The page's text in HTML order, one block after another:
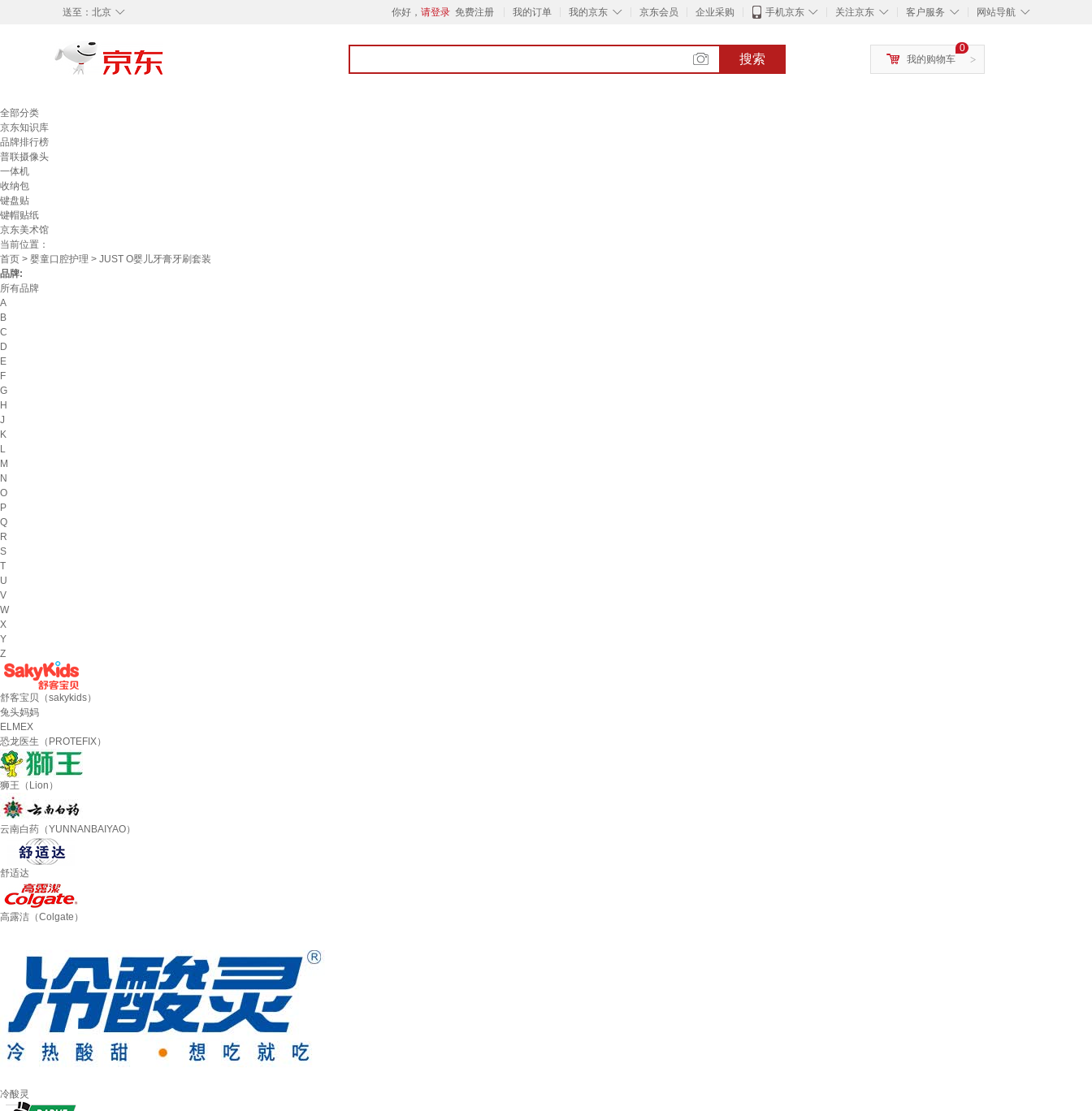
◇
送至： 北京 你好， 请登录 免费注册 我的订单 ◇
我的京东 京东会员 企业采购 ◇
手机京东 ◇
关注京东 ◇
客户服务 ◇
网站导航
搜索 >
0
我的购物车
全部分类
京东知识库
品牌排行榜
普联摄像头
一体机
收纳包
键盘贴
键帽贴纸
京东美术馆
当前位置：
首页 > 婴童口腔护理 > JUST O婴儿牙膏牙刷套装
品牌:
所有品牌
A
B
C
D
E
F
G
H
J
K
L
M
N
O
P
Q
R
S
T
U
V
W
X
Y
Z
舒客宝贝（sakykids）
兔头妈妈
ELMEX
恐龙医生（PROTEFIX）
狮王（Lion）
云南白药（YUNNANBAIYAO）
舒适达
高露洁（Colgate）
冷酸灵